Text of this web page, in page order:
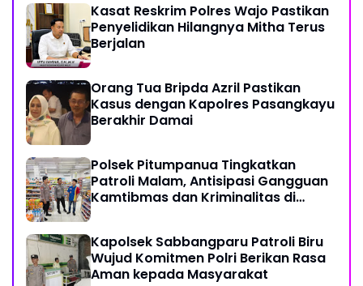
Kasat Reskrim Polres Wajo Pastikan
Penyelidikan Hilangnya Mitha Terus
Berjalan
Orang Tua Bripda Azril Pastikan
Kasus dengan Kapolres Pasangkayu
Berakhir Damai
Polsek Pitumpanua Tingkatkan
Patroli Malam, Antisipasi Gangguan
Kamtibmas dan Kriminalitas di
Kapolsek Sabbangparu Patroli Biru
Wujud Komitmen Polri Berikan Rasa
Aman kepada Masyarakat